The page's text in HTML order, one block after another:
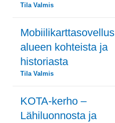
Tila Valmis
Mobiilikarttasovellus
alueen kohteista ja
historiasta
Tila Valmis
KOTA-kerho –
Lähiluonnosta ja